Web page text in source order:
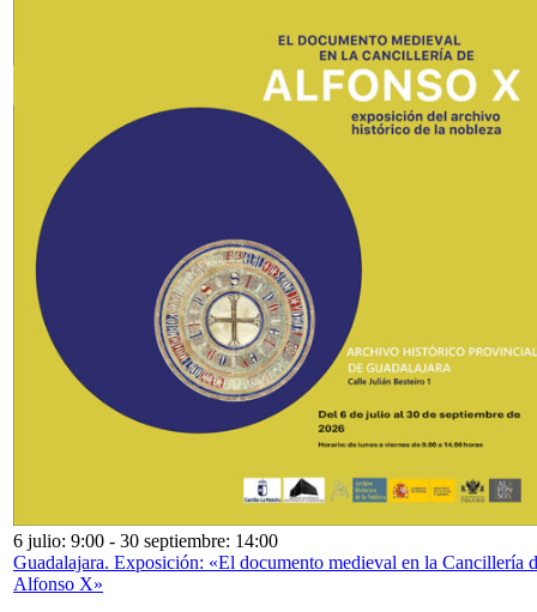
6 julio: 9:00 - 30 septiembre: 14:00
Guadalajara. Exposición: «El documento medieval en la Cancillería
Alfonso X»